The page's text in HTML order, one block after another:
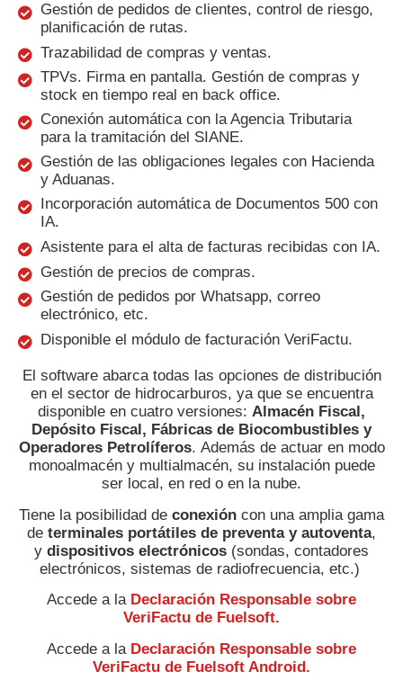
Gestión de pedidos de clientes, control de riesgo,
planificación de rutas.
Trazabilidad de compras y ventas.
TPVs. Firma en pantalla. Gestión de compras y
stock en tiempo real en back office.
Conexión automática con la Agencia Tributaria
para la tramitación del SIANE.
Gestión de las obligaciones legales con Hacienda
y Aduanas.
Incorporación automática de Documentos 500 con
IA.
Asistente para el alta de facturas recibidas con IA.
Gestión de precios de compras.
Gestión de pedidos por Whatsapp, correo
electrónico, etc.
Disponible el módulo de facturación VeriFactu.
El software abarca todas las opciones de distribución
en el sector de hidrocarburos, ya que se encuentra
disponible en cuatro versiones: Almacén Fiscal,
Depósito Fiscal, Fábricas de Biocombustibles y
Operadores Petrolíferos. Además de actuar en modo
monoalmacén y multialmacén, su instalación puede
ser local, en red o en la nube.
Tiene la posibilidad de conexión con una amplia gama
de terminales portátiles de preventa y autoventa,
y dispositivos electrónicos (sondas, contadores
electrónicos, sistemas de radiofrecuencia, etc.)
Accede a la Declaración Responsable sobre
VeriFactu de Fuelsoft.
Accede a la Declaración Responsable sobre
VeriFactu de Fuelsoft Android.